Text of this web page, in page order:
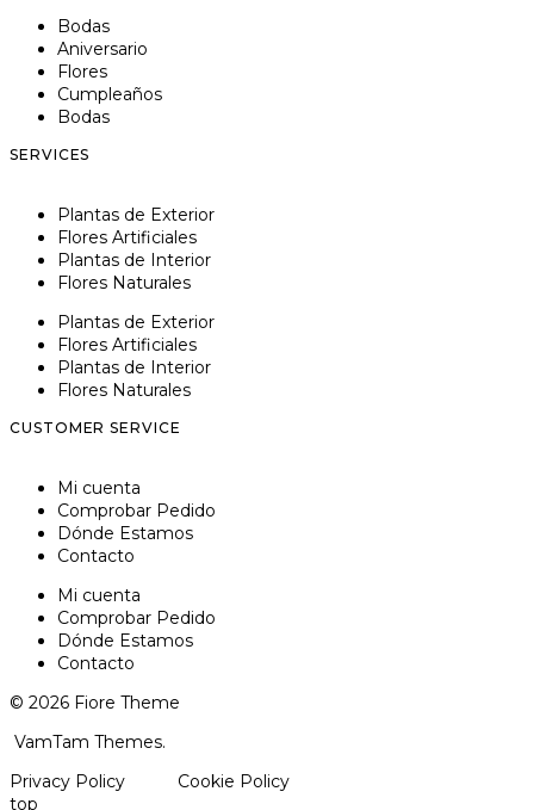
Bodas
Aniversario
Flores
Cumpleaños
Bodas
SERVICES
Plantas de Exterior
Flores Artificiales
Plantas de Interior
Flores Naturales
Plantas de Exterior
Flores Artificiales
Plantas de Interior
Flores Naturales
CUSTOMER SERVICE
Mi cuenta
Comprobar Pedido
Dónde Estamos
Contacto
Mi cuenta
Comprobar Pedido
Dónde Estamos
Contacto
© 2026 Fiore Theme
VamTam Themes.
Privacy Policy
Cookie Policy
top